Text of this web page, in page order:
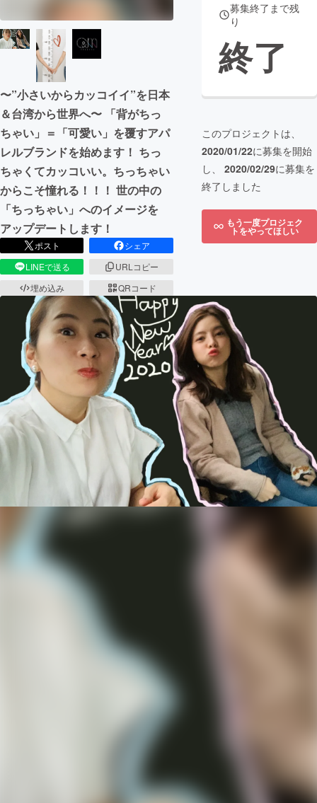
〜”小さいからカッコイイ”を日本
＆台湾から世界へ〜 「背がちっ
ちゃい」＝「可愛い」を覆すアパ
レルブランドを始めます！ ちっ
ちゃくてカッコいい。ちっちゃい
からこそ憧れる！！！ 世の中の
「ちっちゃい」へのイメージを
アップデートします！
ポスト
シェア
LINEで送る
URLコピー
埋め込み
QRコード
募集終了まで残
り
終了
このプロジェクトは、
2020/01/22に募集を開始
し、 2020/02/29に募集を
終了しました
もう一度プロジェク
トをやってほしい